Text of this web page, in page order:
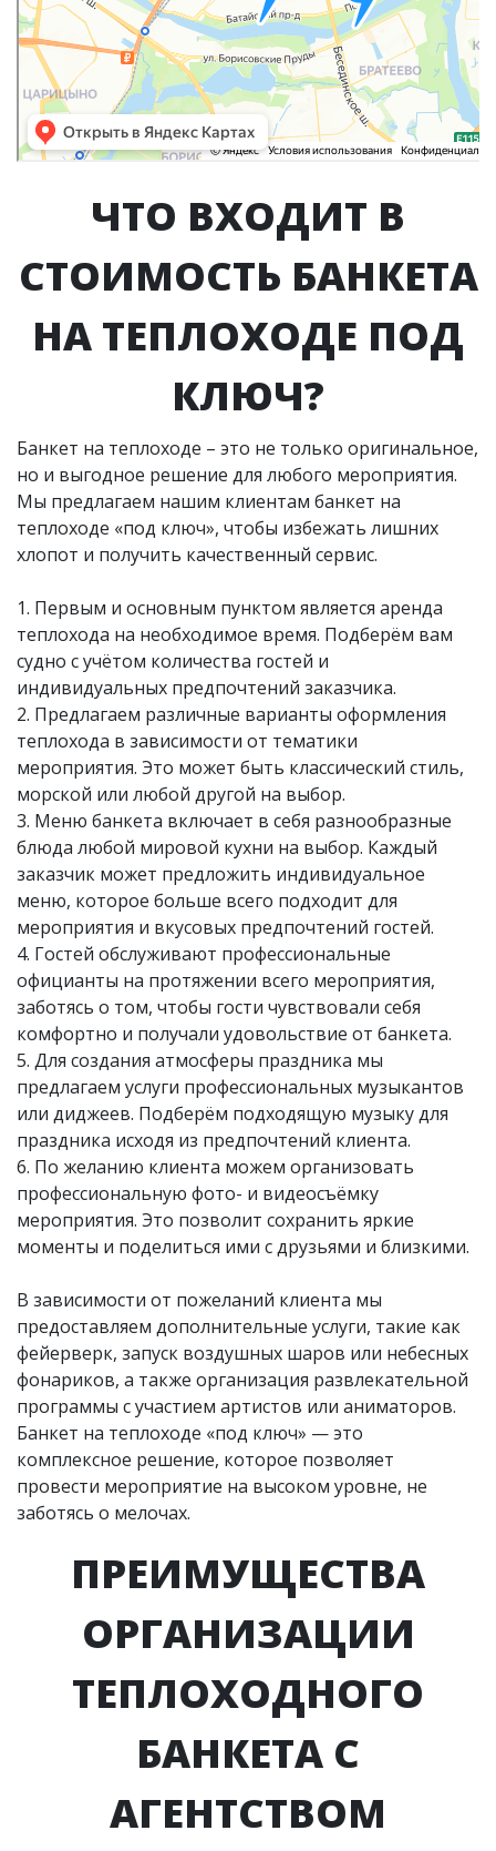
ЧТО ВХОДИТ В
СТОИМОСТЬ БАНКЕТА
НА ТЕПЛОХОДЕ ПОД
КЛЮЧ?
Банкет на теплоходе – это не только оригинальное,
но и выгодное решение для любого мероприятия.
Мы предлагаем нашим клиентам банкет на
теплоходе «под ключ», чтобы избежать лишних
хлопот и получить качественный сервис.
1. Первым и основным пунктом является аренда
теплохода на необходимое время. Подберём вам
судно с учётом количества гостей и
индивидуальных предпочтений заказчика.
2. Предлагаем различные варианты оформления
теплохода в зависимости от тематики
мероприятия. Это может быть классический стиль,
морской или любой другой на выбор.
3. Меню банкета включает в себя разнообразные
блюда любой мировой кухни на выбор. Каждый
заказчик может предложить индивидуальное
меню, которое больше всего подходит для
мероприятия и вкусовых предпочтений гостей.
4. Гостей обслуживают профессиональные
официанты на протяжении всего мероприятия,
заботясь о том, чтобы гости чувствовали себя
комфортно и получали удовольствие от банкета.
5. Для создания атмосферы праздника мы
предлагаем услуги профессиональных музыкантов
или диджеев. Подберём подходящую музыку для
праздника исходя из предпочтений клиента.
6. По желанию клиента можем организовать
профессиональную фото- и видеосъёмку
мероприятия. Это позволит сохранить яркие
моменты и поделиться ими с друзьями и близкими.
В зависимости от пожеланий клиента мы
предоставляем дополнительные услуги, такие как
фейерверк, запуск воздушных шаров или небесных
фонариков, а также организация развлекательной
программы с участием артистов или аниматоров.
Банкет на теплоходе «под ключ» — это
комплексное решение, которое позволяет
провести мероприятие на высоком уровне, не
заботясь о мелочах.
ПРЕИМУЩЕСТВА
ОРГАНИЗАЦИИ
ТЕПЛОХОДНОГО
БАНКЕТА С
АГЕНТСТВОМ